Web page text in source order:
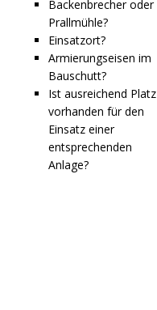
Backenbrecher oder
Prallmühle?
Einsatzort?
Armierungseisen im
Bauschutt?
Ist ausreichend Platz
vorhanden für den
Einsatz einer
entsprechenden
Anlage?